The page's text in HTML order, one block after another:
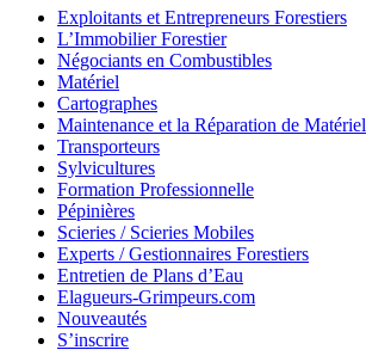
Exploitants et Entrepreneurs Forestiers
L’Immobilier Forestier
Négociants en Combustibles
Matériel
Cartographes
Maintenance et la Réparation de Matériel
Transporteurs
Sylvicultures
Formation Professionnelle
Pépinières
Scieries / Scieries Mobiles
Experts / Gestionnaires Forestiers
Entretien de Plans d’Eau
Elagueurs-Grimpeurs.com
Nouveautés
S’inscrire